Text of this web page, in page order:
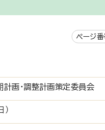
ページ
画・調整計画策定委員会